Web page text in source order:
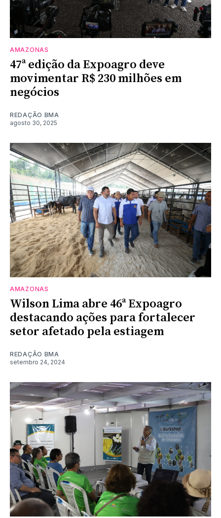
AMAZONAS
47ª edição da Expoagro deve
movimentar R$ 230 milhões em
negócios
REDAÇÃO BMA
agosto 30, 2025
AMAZONAS
Wilson Lima abre 46ª Expoagro
destacando ações para fortalecer
setor afetado pela estiagem
REDAÇÃO BMA
setembro 24, 2024